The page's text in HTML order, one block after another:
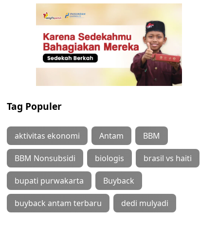
Tag Populer
aktivitas ekonomi Antam BBM
BBM Nonsubsidi biologis brasil vs haiti
bupati purwakarta Buyback
buyback antam terbaru dedi mulyadi